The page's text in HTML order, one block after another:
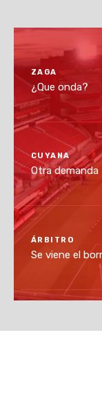
ZAGA
¿Que onda?
CUYANA
Otra demanda
ÁRBITRO
Se viene el